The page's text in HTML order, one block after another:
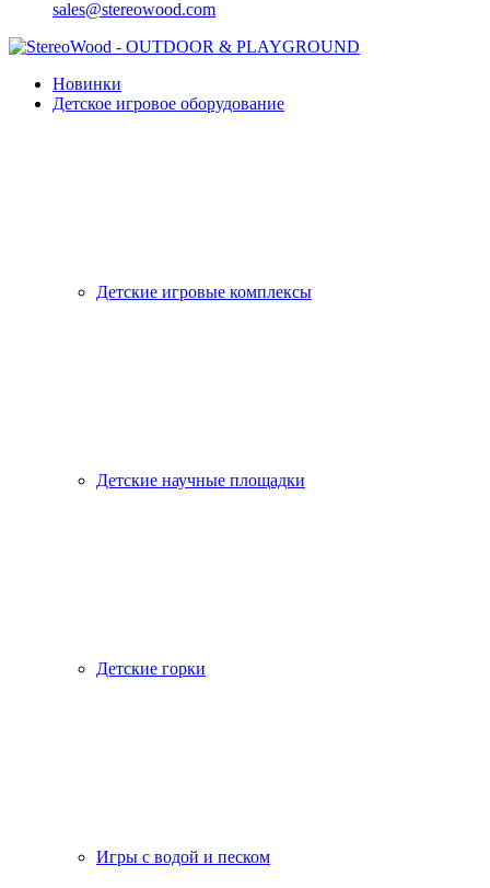
sales@stereowood.com
Новинки
Детское игровое оборудование
Детские игровые комплексы
Детские научные площадки
Детские горки
Игры с водой и песком